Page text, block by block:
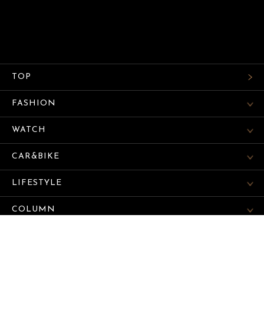
TOP
FASHION
WATCH
CAR&BIKE
LIFESTYLE
COLUMN